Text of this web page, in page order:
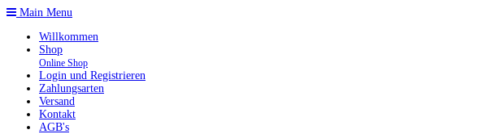
Main Menu
Willkommen
Shop
Online Shop
Login und Registrieren
Zahlungsarten
Versand
Kontakt
AGB's